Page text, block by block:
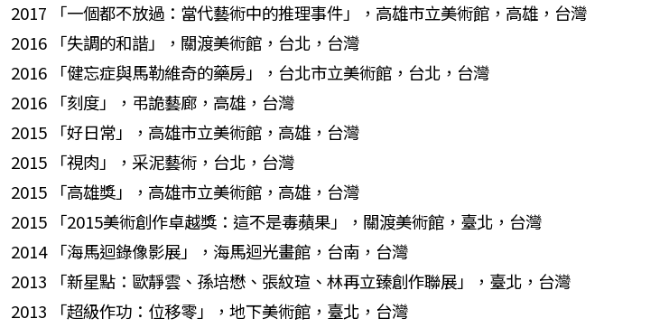
2017 「一個都不放過：當代藝術中的推理事件」，高雄市立美術館，高雄，台灣
2016 「失調的和諧」，關渡美術館，台北，台灣
2016 「健忘症與馬勒維奇的藥房」，台北市立美術館，台北，台灣
2016 「刻度」，弔詭藝廊，高雄，台灣
2015 「好日常」，高雄市立美術館，高雄，台灣
2015 「視肉」，采泥藝術，台北，台灣
2015 「高雄獎」，高雄市立美術館，高雄，台灣
2015 「2015美術創作卓越獎：這不是毒蘋果」，關渡美術館，臺北，台灣
2014 「海馬迴錄像影展」，海馬迴光畫館，台南，台灣
2013 「新星點：歐靜雲、孫培懋、張紋瑄、林再立臻創作聯展」，臺北，台灣
2013 「超級作功：位移零」，地下美術館，臺北，台灣